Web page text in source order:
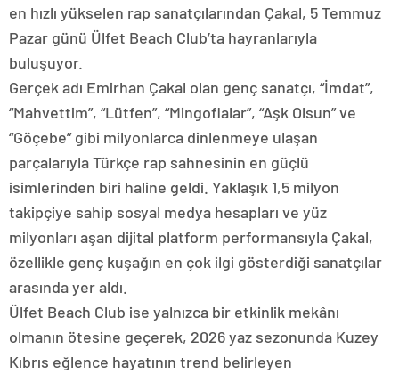
en hızlı yükselen rap sanatçılarından Çakal, 5 Temmuz
Pazar günü Ülfet Beach Club’ta hayranlarıyla
buluşuyor.
Gerçek adı Emirhan Çakal olan genç sanatçı, “İmdat”,
“Mahvettim”, “Lütfen”, “Mingoflalar”, “Aşk Olsun” ve
“Göçebe” gibi milyonlarca dinlenmeye ulaşan
parçalarıyla Türkçe rap sahnesinin en güçlü
isimlerinden biri haline geldi. Yaklaşık 1,5 milyon
takipçiye sahip sosyal medya hesapları ve yüz
milyonları aşan dijital platform performansıyla Çakal,
özellikle genç kuşağın en çok ilgi gösterdiği sanatçılar
arasında yer aldı.
Ülfet Beach Club ise yalnızca bir etkinlik mekânı
olmanın ötesine geçerek, 2026 yaz sezonunda Kuzey
Kıbrıs eğlence hayatının trend belirleyen